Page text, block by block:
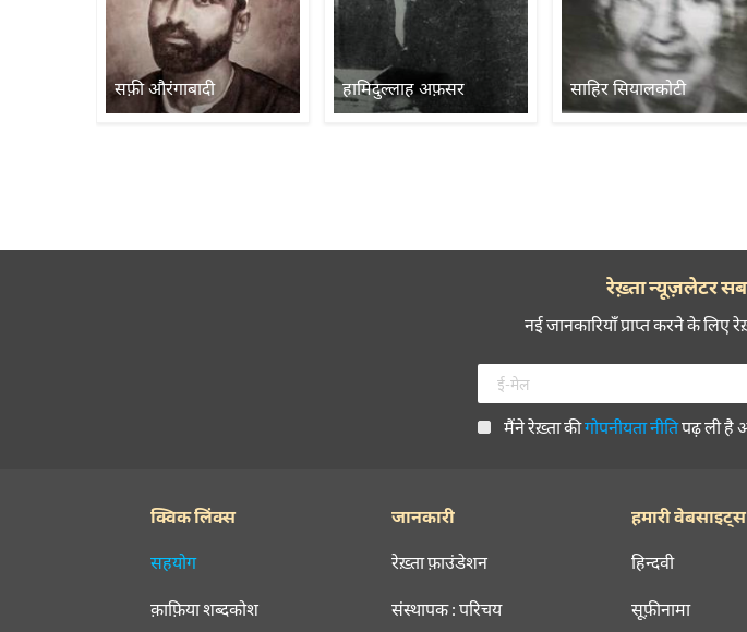
सफ़ी औरंगाबादी हामिदुल्लाह अफ़सर साहिर सियालकोटी
रेख़्ता न्यूज़लेटर
नई जानकारियाँ प्राप्त करने के लिए
मैंने रेख़्ता कीगोपनीयता नीतिपढ़ ली है
क्विक लिंक्स
सहयोग
क़ाफ़िया शब्दकोश
जानकारी
रेख़्ता फ़ाउंडेशन
संस्थापक : परिचय
हमारी वेबसाइट्स
हिन्दवी
सूफ़ीनामा